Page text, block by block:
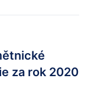
za rok 2020